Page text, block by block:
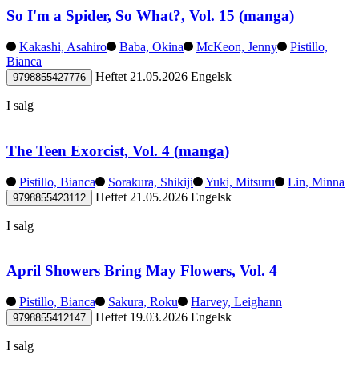
So I'm a Spider, So What?, Vol. 15 (manga)
Kakashi, Asahiro Baba, Okina McKeon, Jenny
Pistillo,
Bianca
9798855427776 Heftet 21.05.2026 Engelsk
I salg
The Teen Exorcist, Vol. 4 (manga)
Pistillo, Bianca Sorakura, Shikiji Yuki, Mitsuru Lin, Minna
9798855423112 Heftet 21.05.2026 Engelsk
I salg
April Showers Bring May Flowers, Vol. 4
Pistillo, Bianca Sakura, Roku Harvey, Leighann
9798855412147 Heftet 19.03.2026 Engelsk
I salg